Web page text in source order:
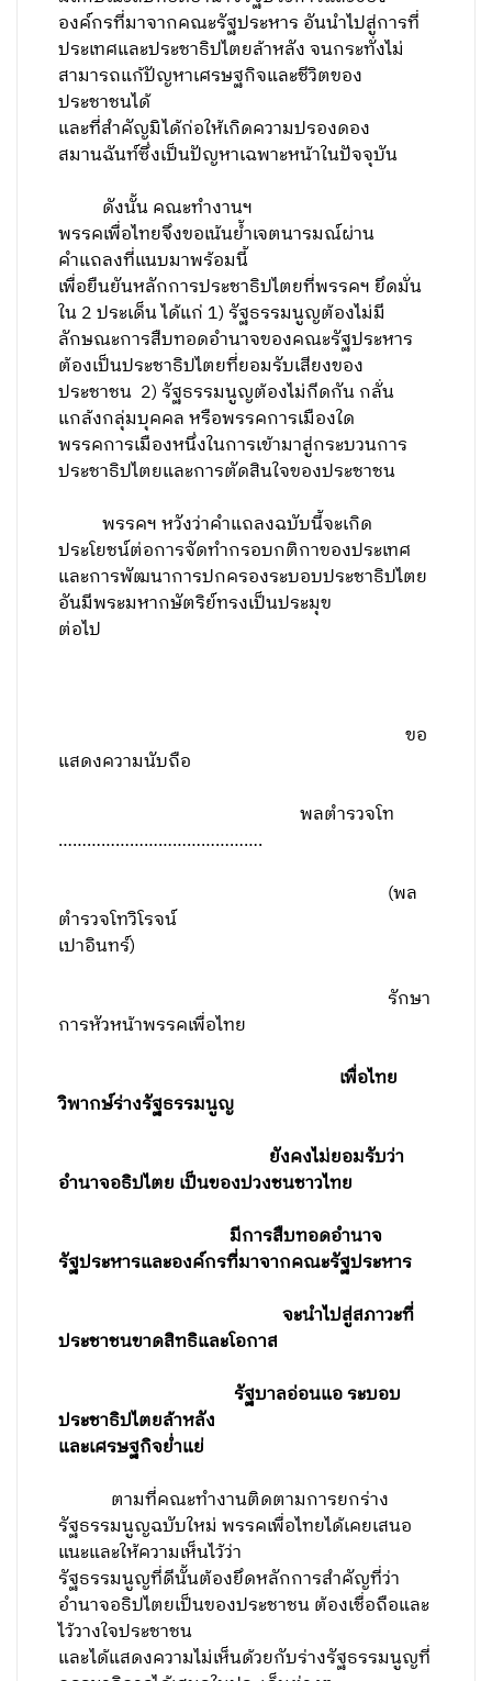
องค์กรที่มาจากคณะรัฐประหาร อันนำไปสู่การที่
ประเทศและประชาธิปไตยล้าหลัง จนกระทั่งไม่
สามารถแก้ปัญหาเศรษฐกิจและชีวิตของ
ประชาชนได้
และที่สำคัญมิได้ก่อให้เกิดความปรองดอง
สมานฉันท์ซึ่งเป็นปัญหาเฉพาะหน้าในปัจจุบัน
ดังนั้น คณะทำงานฯ
พรรคเพื่อไทยจึงขอเน้นย้ำเจตนารมณ์ผ่าน
คำแถลงที่แนบมาพร้อมนี้
เพื่อยืนยันหลักการประชาธิปไตยที่พรรคฯ ยึดมั่น
ใน 2 ประเด็น ได้แก่ 1)รัฐธรรมนูญต้องไม่มี
ลักษณะการสืบทอดอำนาจของคณะรัฐประหาร
ต้องเป็นประชาธิปไตยที่ยอมรับเสียงของ
ประชาชน 2)รัฐธรรมนูญต้องไม่กีดกัน กลั่น
แกล้งกลุ่มบุคคล หรือพรรคการเมืองใด
พรรคการเมืองหนึ่งในการเข้ามาสู่กระบวนการ
ประชาธิปไตยและการตัดสินใจของประชาชน
พรรคฯ หวังว่าคำแถลงฉบับนี้จะเกิด
ประโยชน์ต่อการจัดทำกรอบกติกาของประเทศ
และการพัฒนาการปกครองระบอบประชาธิปไตย
อันมีพระมหากษัตริย์ทรงเป็นประมุข
ต่อไป
ขอ
แสดงความนับถือ
พลตำรวจโท
…………………………………….
(พล
ตำรวจโทวิโรจน์
เปาอินทร์)
รักษา
การหัวหน้าพรรคเพื่อไทย
เพื่อไทย
วิพากษ์ร่างรัฐธรรมนูญ
ยังคงไม่ยอมรับว่า
อำนาจอธิปไตย เป็นของปวงชนชาวไทย
มีการสืบทอดอำนาจ
รัฐประหารและองค์กรที่มาจากคณะรัฐประหาร
จะนำไปสู่สภาวะที่
ประชาชนขาดสิทธิและโอกาส
รัฐบาลอ่อนแอ ระบอบ
ประชาธิปไตยล้าหลัง
และเศรษฐกิจย่ำแย่
ตามที่คณะทำงานติดตามการยกร่าง
รัฐธรรมนูญฉบับใหม่ พรรคเพื่อไทยได้เคยเสนอ
แนะและให้ความเห็นไว้ว่า
รัฐธรรมนูญที่ดีนั้นต้องยึดหลักการสำคัญที่ว่า
อำนาจอธิปไตยเป็นของประชาชน ต้องเชื่อถือและ
ไว้วางใจประชาชน
และได้แสดงความไม่เห็นด้วยกับร่างรัฐธรรมนูญที่